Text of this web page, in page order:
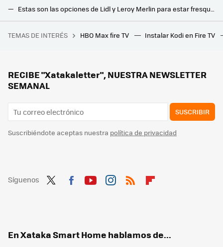
Esta es la solución barata que vende IKEA que me ha servido para organizar la basura en casa: ya lo tengo todo ordenado
Siete películas en streaming para pasar miedo (pero miedo de verdad) de cara a este Halloween
TEMAS DE INTERÉS HBO Max fire TV Instalar Kodi en Fire TV
RECIBE "Xatakaletter", NUESTRA NEWSLETTER
SEMANAL
SUSCRIBIR
Suscribiéndote aceptas nuestra política de privacidad
Síguenos
En Xataka Smart Home hablamos de...